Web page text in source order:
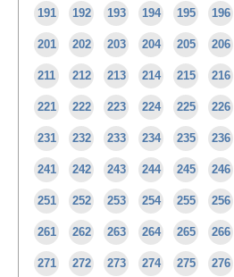
191 192 193 194 195 196
201 202 203 204 205 206
211 212 213 214 215 216
221 222 223 224 225 226
231 232 233 234 235 236
241 242 243 244 245 246
251 252 253 254 255 256
261 262 263 264 265 266
271 272 273 274 275 276